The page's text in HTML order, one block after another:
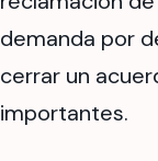
demanda por
cerrar un
importantes.